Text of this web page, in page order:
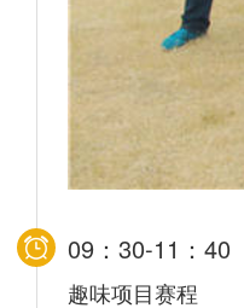
09：30-11：40
趣味项目赛程